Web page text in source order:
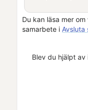
Du kan läsa mer
samarbete i Avsluta
Blev du hjälpt av